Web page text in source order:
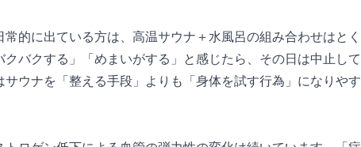
的に出ている方は、高温サウナ＋水風呂の組み合わせはとく
バクする」「めまいがする」と感じたら、その日は中止して
ウナを「整える手段」よりも「身体を試す行為」になりやす